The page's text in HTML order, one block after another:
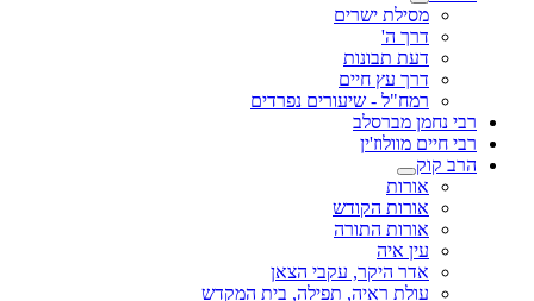
מסילת ישרים
דרך ה'
דעת תבונות
דרך עץ חיים
רמח"ל - שיעורים נפרדים
רבי נחמן מברסלב
רבי חיים מוולוז'ין
הרב קוק
אורות
אורות הקודש
אורות התורה
עין איה
אדר היקר, עקבי הצאן
עולת ראיה, תפילה, בית המקדש